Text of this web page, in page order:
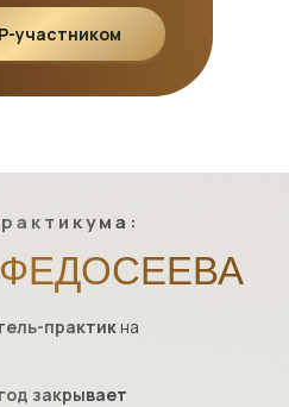
участником
закрывает
практикна